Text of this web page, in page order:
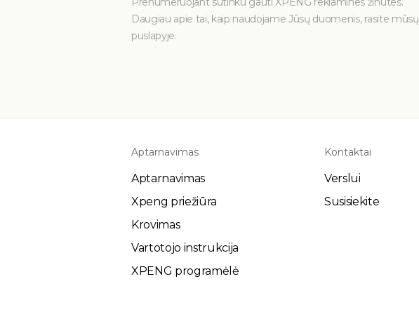
Daugiau apie tai, kaip naudojame Jūsų duomenis, rasite mūsų
puslapyje.
Aptarnavimas
Aptarnavimas
Xpeng priežiūra
Krovimas
Vartotojo instrukcija
XPENG programėlė
Kontaktai
Verslui
Susisiekite